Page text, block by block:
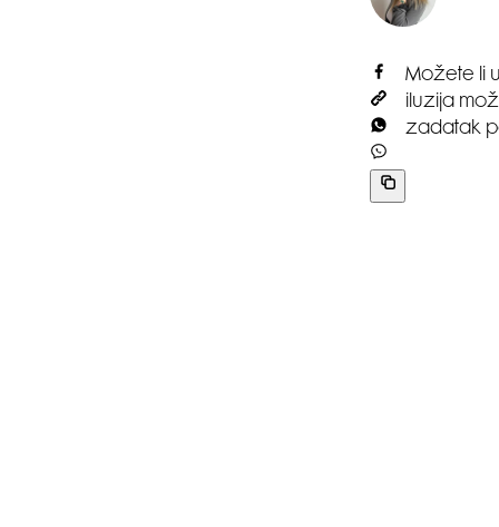
Možete li
iluzija
zadatak